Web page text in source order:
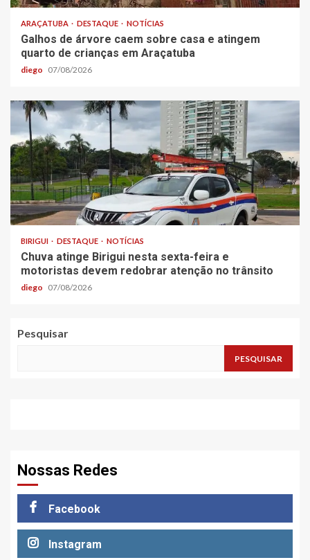
ARAÇATUBA DESTAQUE NOTÍCIAS
Galhos de árvore caem sobre casa e atingem
quarto de crianças em Araçatuba
diego 07/08/2026
BIRIGUI DESTAQUE NOTÍCIAS
Chuva atinge Birigui nesta sexta-feira e
motoristas devem redobrar atenção no trânsito
diego 07/08/2026
Pesquisar
PESQUISAR
Nossas Redes
Facebook
Instagram